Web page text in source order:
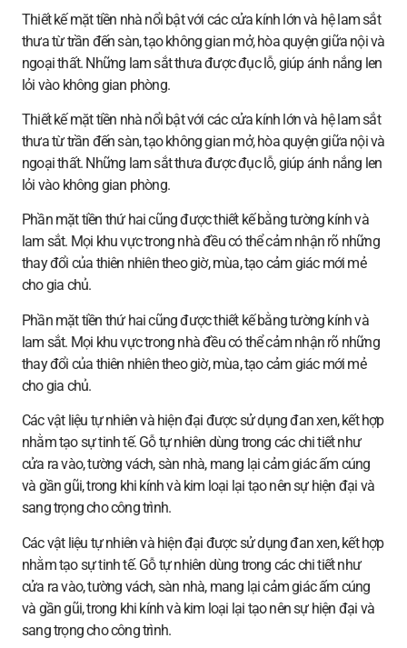
Thiết kế mặt tiền nhà nổi bật với các cửa kính lớn và hệ lam sắt
thưa từ trần đến sàn, tạo không gian mở, hòa quyện giữa nội và
ngoại thất. Những lam sắt thưa được đục lỗ, giúp ánh nắng len
lỏi vào không gian phòng.
Thiết kế mặt tiền nhà nổi bật với các cửa kính lớn và hệ lam sắt
thưa từ trần đến sàn, tạo không gian mở, hòa quyện giữa nội và
ngoại thất. Những lam sắt thưa được đục lỗ, giúp ánh nắng len
lỏi vào không gian phòng.
Phần mặt tiền thứ hai cũng được thiết kế bằng tường kính và
lam sắt. Mọi khu vực trong nhà đều có thể cảm nhận rõ những
thay đổi của thiên nhiên theo giờ, mùa, tạo cảm giác mới mẻ
cho gia chủ.
Phần mặt tiền thứ hai cũng được thiết kế bằng tường kính và
lam sắt. Mọi khu vực trong nhà đều có thể cảm nhận rõ những
thay đổi của thiên nhiên theo giờ, mùa, tạo cảm giác mới mẻ
cho gia chủ.
Các vật liệu tự nhiên và hiện đại được sử dụng đan xen, kết hợp
nhằm tạo sự tinh tế. Gỗ tự nhiên dùng trong các chi tiết như
cửa ra vào, tường vách, sàn nhà, mang lại cảm giác ấm cúng
và gần gũi, trong khi kính và kim loại lại tạo nên sự hiện đại và
sang trọng cho công trình.
Các vật liệu tự nhiên và hiện đại được sử dụng đan xen, kết hợp
nhằm tạo sự tinh tế. Gỗ tự nhiên dùng trong các chi tiết như
cửa ra vào, tường vách, sàn nhà, mang lại cảm giác ấm cúng
và gần gũi, trong khi kính và kim loại lại tạo nên sự hiện đại và
sang trọng cho công trình.